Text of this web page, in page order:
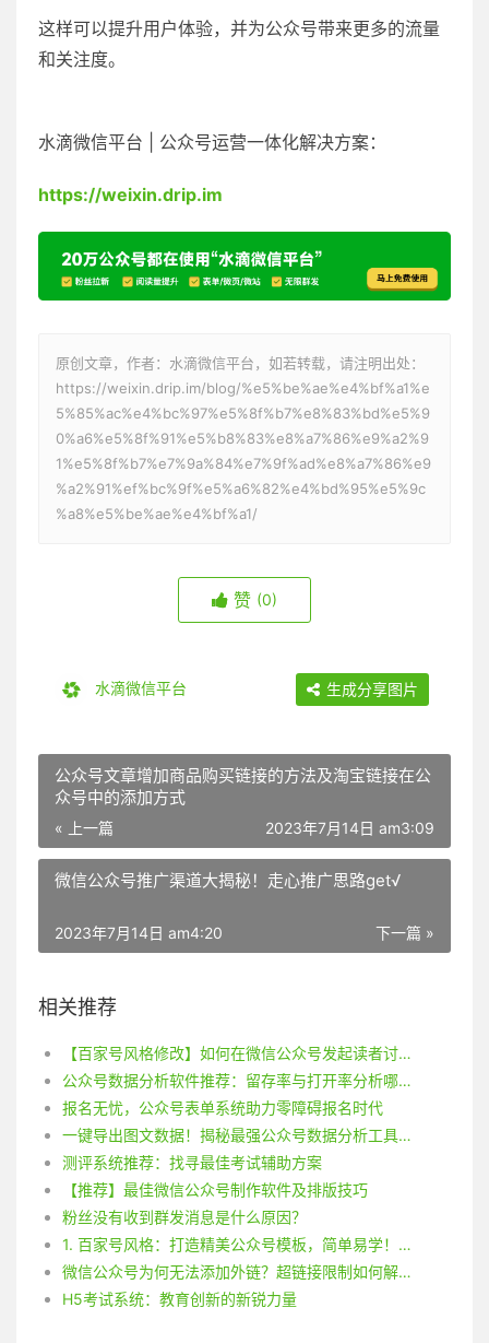
这样可以提升用户体验，并为公众号带来更多的流量
和关注度。
水滴微信平台 | 公众号运营一体化解决方案：
https://weixin.drip.im
原创文章，作者：水滴微信平台，如若转载，请注明出处：
https://weixin.drip.im/blog/%e5%be%ae%e4%bf%a1%e
5%85%ac%e4%bc%97%e5%8f%b7%e8%83%bd%e5%9
0%a6%e5%8f%91%e5%b8%83%e8%a7%86%e9%a2%9
1%e5%8f%b7%e7%9a%84%e7%9f%ad%e8%a7%86%e9
%a2%91%ef%bc%9f%e5%a6%82%e4%bd%95%e5%9c
%a8%e5%be%ae%e4%bf%a1/
赞 (0)
水滴微信平台 生成分享图片
公众号文章增加商品购买链接的方法及淘宝链接在公
众号中的添加方式
« 上一篇 2023年7月14日 am3:09
微信公众号推广渠道大揭秘！走心推广思路get√
下一篇 »
2023年7月14日 am4:20
相关推荐
【百家号风格修改】如何在微信公众号发起读者讨论？设置精选的公众号读者讨论方法！
公众号数据分析软件推荐：留存率与打开率分析哪家强？
报名无忧，公众号表单系统助力零障碍报名时代
一键导出图文数据！揭秘最强公众号数据分析工具！
测评系统推荐：找寻最佳考试辅助方案
【推荐】最佳微信公众号制作软件及排版技巧
粉丝没有收到群发消息是什么原因？
1. 百家号风格：打造精美公众号模板，简单易学！ 2. 百家号风格：教你轻松修改微信公众号模板颜色！
微信公众号为何无法添加外链？超链接限制如何解决？
H5考试系统：教育创新的新锐力量